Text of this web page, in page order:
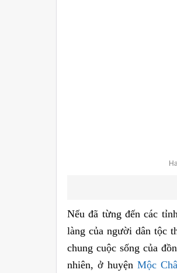
Nếu đã từng đến các
làng của người dân tộc
chung cuộc sống của
nhiên, ở huyệnMộc